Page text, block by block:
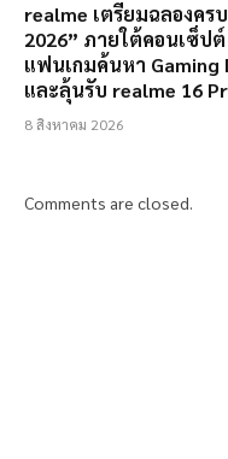
realme เตรียมฉลองคร
2026” ภายใต้คอนเซ็ป
แฟนเกมค้นหา Gaming
และลุ้นรับ realme 16
8 สิงหาคม 2026
Comments are closed.